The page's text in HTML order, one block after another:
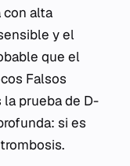
con alta
y el
que el
Falsos
prueba de D-
si es